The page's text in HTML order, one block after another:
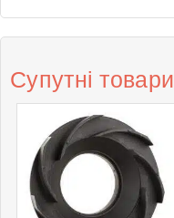
Супутні товари